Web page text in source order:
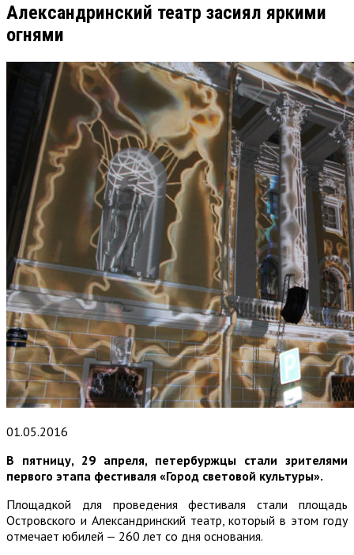
Александринский театр засиял яркими
огнями
01.05.2016
В пятницу, 29 апреля, петербуржцы стали зрителями
первого этапа фестиваля «Город световой культуры».
Площадкой для проведения фестиваля стали площадь
Островского и Александринский театр, который в этом году
отмечает юбилей — 260 лет со дня основания.